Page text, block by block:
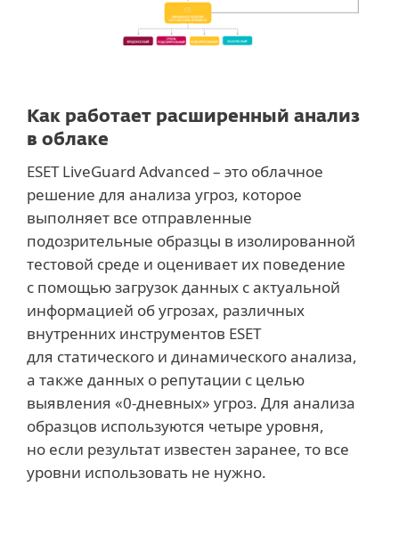
Как работает расширенный анализ
в облаке
ESET LiveGuard Advanced – это облачное
решение для анализа угроз, которое
выполняет все отправленные
подозрительные образцы в изолированной
тестовой среде и оценивает их поведение
с помощью загрузок данных с актуальной
информацией об угрозах, различных
внутренних инструментов ESET
для статического и динамического анализа,
а также данных о репутации с целью
выявления «0-дневных» угроз. Для анализа
образцов используются четыре уровня,
но если результат известен заранее, то все
уровни использовать не нужно.